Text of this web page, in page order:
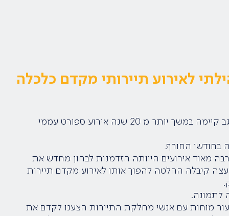
לאירוע תיירותי מקדם כלכלה
המועצה האזורית רמת הנגב קיימה במשך יותר מ 20 שנה אירוע ספורט עממי
בחודשי החורף.
מאוד אירועים היוותה הזדמנות לבחון מחדש את
קיבלה החלטה להפוך אותו לאירוע מקדם תיירות
לתמונה.
מוחות עם אנשי מחלקת התיירות הצענו לקדם את